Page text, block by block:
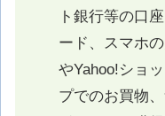
ト銀行等の口
ード、スマホ
やYahoo!ショ
プでのお買物